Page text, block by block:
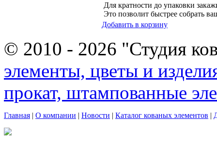
Для кратности до упаковки
Это позволит быстрее собрать
Добавить в корзину
© 2010 - 2026 "Студия
элементы, цветы и
прокат, штампованные
Главная | О компании | Новости | Каталог кованых элементов |